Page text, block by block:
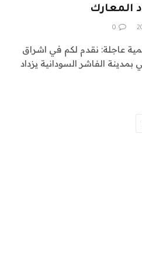
المعارك
0
متابعات عالمية عاجلة: نقدم لكم في اشراق
بمدينة الفاشر السودانية يزداد